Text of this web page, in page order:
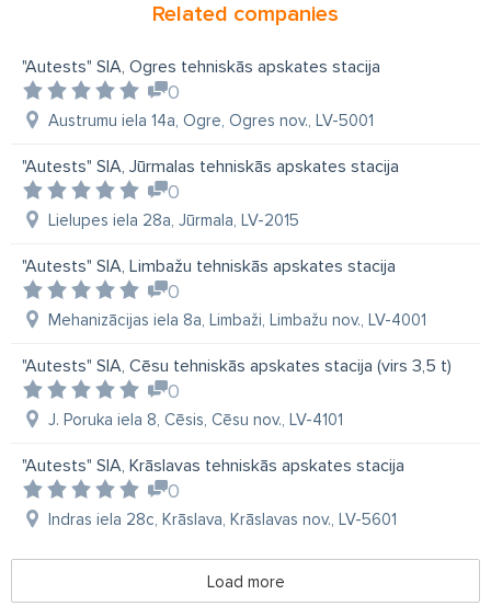
Related companies
"Autests" SIA, Ogres tehniskās apskates stacija
0
Austrumu iela 14a, Ogre, Ogres nov., LV-5001
"Autests" SIA, Jūrmalas tehniskās apskates stacija
0
Lielupes iela 28a, Jūrmala, LV-2015
"Autests" SIA, Limbažu tehniskās apskates stacija
0
Mehanizācijas iela 8a, Limbaži, Limbažu nov., LV-4001
"Autests" SIA, Cēsu tehniskās apskates stacija (virs 3,5 t)
0
J. Poruka iela 8, Cēsis, Cēsu nov., LV-4101
"Autests" SIA, Krāslavas tehniskās apskates stacija
0
Indras iela 28c, Krāslava, Krāslavas nov., LV-5601
Load more